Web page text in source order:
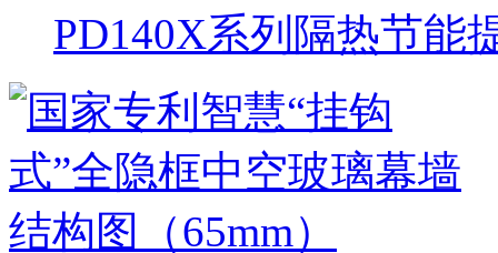
PD140X系列隔热节能